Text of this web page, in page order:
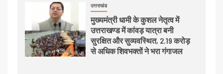
उत्तराखंड
मुख्यमंत्री धामी के कुशल नेतृत्व में
उत्तराखण्ड में कांवड़ यात्रा बनी
सुरक्षित और सुव्यवस्थित, 2.19 करोड़
से अधिक शिवभक्तों ने भरा गंगाजल